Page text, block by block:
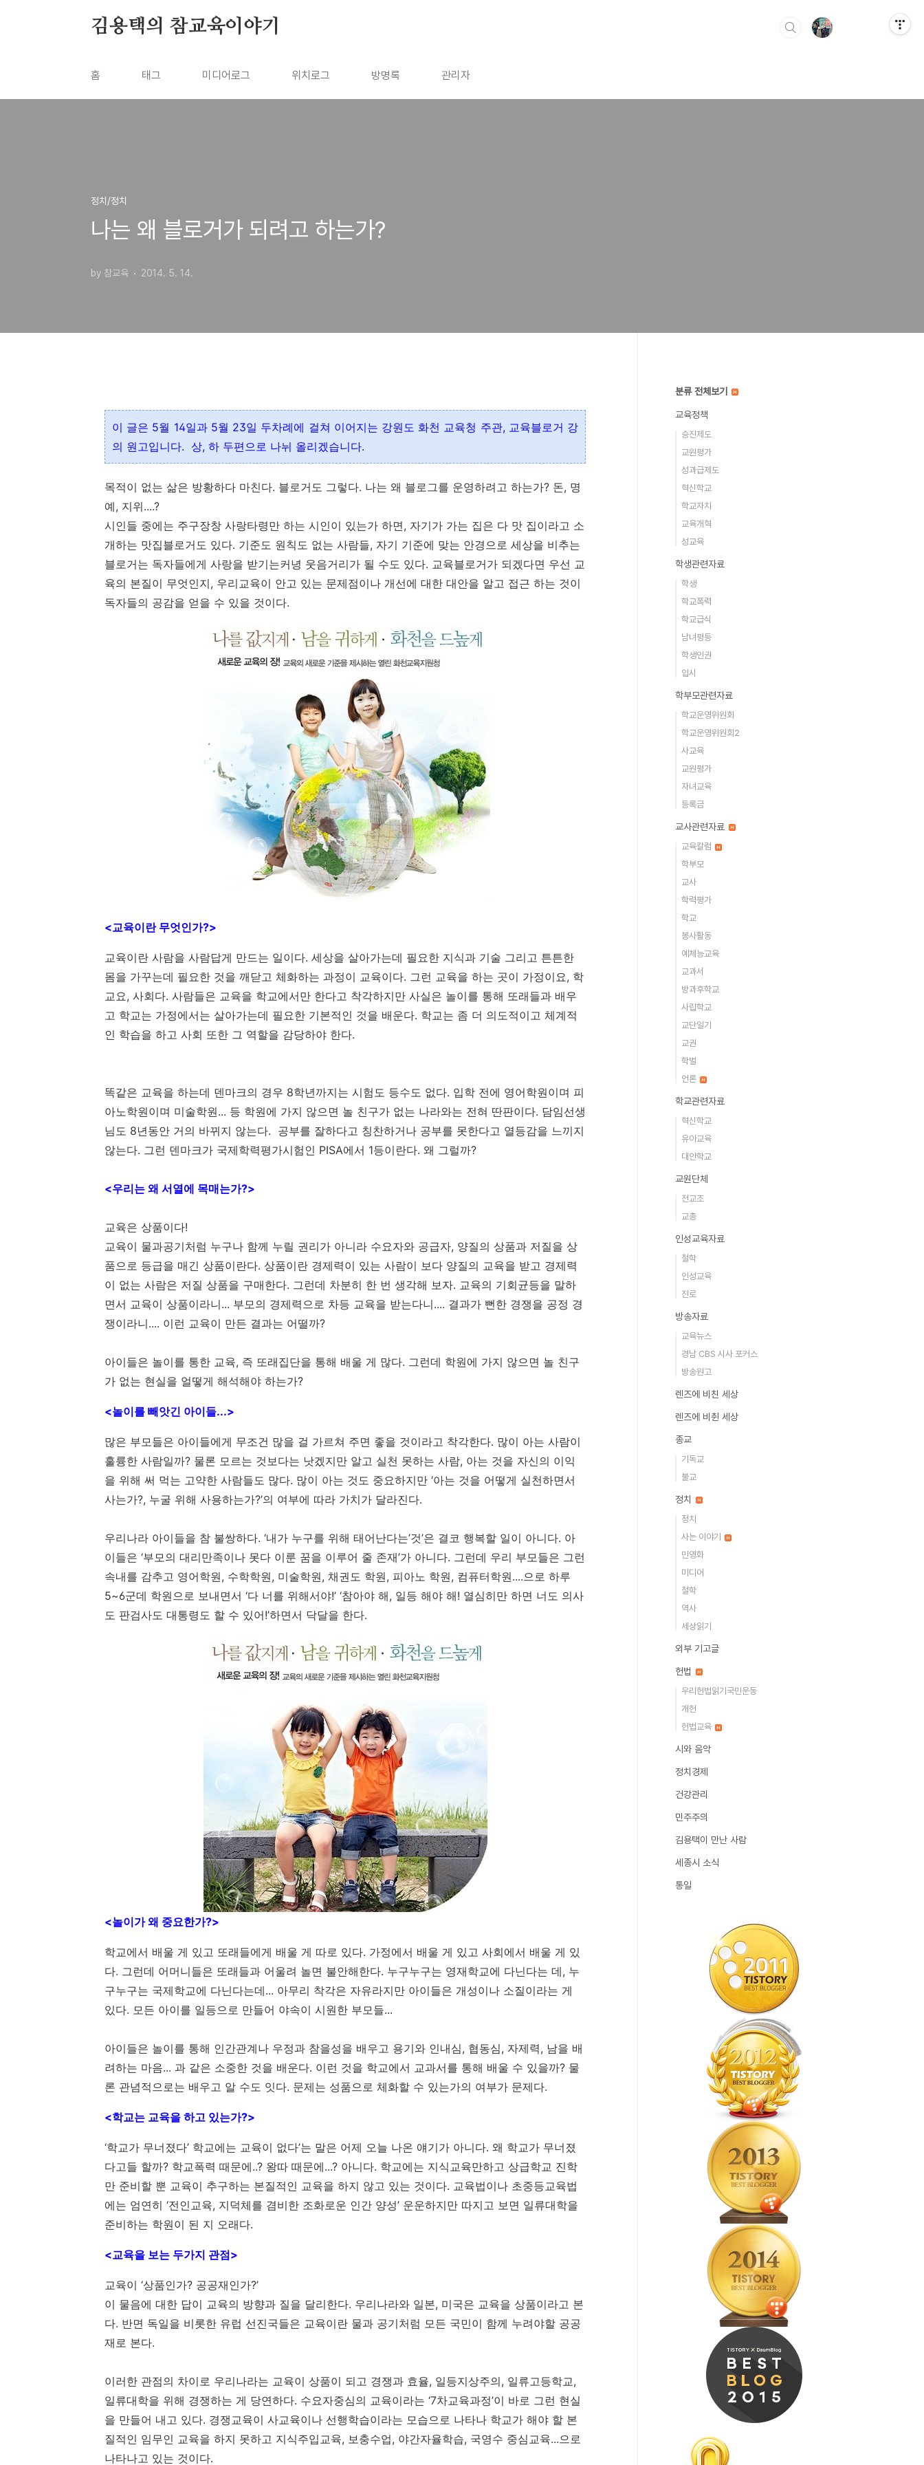
김용택의 참교육이야기
홈 태그 미디어로그 위치로그 방명록 관리자
정치/정치
나는 왜 블로거가 되려고 하는가?
by 참교육 2014. 5. 14.
이 글은 5월 14일과 5월 23일 두차례에 걸쳐 이어지는 강원도 화천 교육청 주관, 교육블로거 강
의 원고입니다. 상, 하 두편으로 나뉘 올리겠습니다.
목적이 없는 삶은 방황하다 마친다. 블로거도 그렇다. 나는 왜 블로그를 운영하려고 하는가? 돈, 명
예, 지위....?
시인들 중에는 주구장창 사랑타령만 하는 시인이 있는가 하면, 자기가 가는 집은 다 맛 집이라고 소
개하는 맛집블로거도 있다. 기준도 원칙도 없는 사람들, 자기 기준에 맞는 안경으로 세상을 비추는
블로거는 독자들에게 사랑을 받기는커녕 웃음거리가 될 수도 있다. 교육블로거가 되겠다면 우선 교
육의 본질이 무엇인지, 우리교육이 안고 있는 문제점이나 개선에 대한 대안을 알고 접근 하는 것이
독자들의 공감을 얻을 수 있을 것이다.
<교육이란 무엇인가?>
교육이란 사람을 사람답게 만드는 일이다. 세상을 살아가는데 필요한 지식과 기술 그리고 튼튼한
몸을 가꾸는데 필요한 것을 깨닫고 체화하는 과정이 교육이다. 그런 교육을 하는 곳이 가정이요, 학
교요, 사회다. 사람들은 교육을 학교에서만 한다고 착각하지만 사실은 놀이를 통해 또래들과 배우
고 학교는 가정에서는 살아가는데 필요한 기본적인 것을 배운다. 학교는 좀 더 의도적이고 체계적
인 학습을 하고 사회 또한 그 역할을 감당하야 한다.
똑같은 교육을 하는데 덴마크의 경우 8학년까지는 시험도 등수도 없다. 입학 전에 영어학원이며 피
아노학원이며 미술학원... 등 학원에 가지 않으면 놀 친구가 없는 나라와는 전혀 딴판이다. 담임선생
님도 8년동안 거의 바뀌지 않는다. 공부를 잘하다고 칭찬하거나 공부를 못한다고 열등감을 느끼지
않는다. 그런 덴마크가 국제학력평가시험인 PISA에서 1등이란다. 왜 그럴까?
<우리는 왜 서열에 목매는가?>
교육은 상품이다!
교육이 물과공기처럼 누구나 함께 누릴 권리가 아니라 수요자와 공급자, 양질의 상품과 저질을 상
품으로 등급을 매긴 상품이란다. 상품이란 경제력이 있는 사람이 보다 양질의 교육을 받고 경제력
이 없는 사람은 저질 상품을 구매한다. 그런데 차분히 한 번 생각해 보자. 교육의 기회균등을 말하
면서 교육이 상품이라니... 부모의 경제력으로 차등 교육을 받는다니.... 결과가 뻔한 경쟁을 공정 경
쟁이라니.... 이런 교육이 만든 결과는 어떨까?
아이들은 놀이를 통한 교육, 즉 또래집단을 통해 배울 게 많다. 그런데 학원에 가지 않으면 놀 친구
가 없는 현실을 얼떻게 해석해야 하는가?
<놀이를 빼앗긴 아이들...>
많은 부모들은 아이들에게 무조건 많을 걸 가르쳐 주면 좋을 것이라고 착각한다. 많이 아는 사람이
훌륭한 사람일까? 물론 모르는 것보다는 낫겠지만 알고 실천 못하는 사람, 아는 것을 자신의 이익
을 위해 써 먹는 고약한 사람들도 많다. 많이 아는 것도 중요하지만 ‘아는 것을 어떻게 실천하면서
사는가?, 누굴 위해 사용하는가?’의 여부에 따라 가치가 달라진다.
우리나라 아이들을 참 불쌍하다. ‘내가 누구를 위해 태어난다는’것’은 결코 행복할 일이 아니다. 아
이들은 ‘부모의 대리만족이나 못다 이룬 꿈을 이루어 줄 존재’가 아니다. 그런데 우리 부모들은 그런
속내를 감추고 영어학원, 수학학원, 미술학원, 채권도 학원, 피아노 학원, 컴퓨터학원....으로 하루
5~6군데 학원으로 보내면서 ‘다 너를 위해서야!’ ‘참아야 해, 일등 해야 해! 열심히만 하면 너도 의사
도 판검사도 대통령도 할 수 있어!’하면서 닥달을 한다.
<놀이가 왜 중요한가?>
학교에서 배울 게 있고 또래들에게 배울 게 따로 있다. 가정에서 배울 게 있고 사회에서 배울 게 있
다. 그런데 어머니들은 또래들과 어울려 놀면 불안해한다. 누구누구는 영재학교에 다닌다는 데, 누
구누구는 국제학교에 다닌다는데... 아무리 착각은 자유라지만 아이들은 개성이나 소질이라는 게
있다. 모든 아이를 일등으로 만들어 야속이 시원한 부모들...
아이들은 놀이를 통해 인간관계나 우정과 참을성을 배우고 용기와 인내심, 협동심, 자제력, 남을 배
려하는 마음... 과 같은 소중한 것을 배운다. 이런 것을 학교에서 교과서를 통해 배울 수 있을까? 물
론 관념적으로는 배우고 알 수도 잇다. 문제는 성품으로 체화할 수 있는가의 여부가 문제다.
<학교는 교육을 하고 있는가?>
‘학교가 무너졌다’ 학교에는 교육이 없다’는 말은 어제 오늘 나온 얘기가 아니다. 왜 학교가 무너졌
다고들 할까? 학교폭력 때문에..? 왕따 때문에...? 아니다. 학교에는 지식교육만하고 상급학교 진학
만 준비할 뿐 교육이 추구하는 본질적인 교육을 하지 않고 있는 것이다. 교육법이나 초중등교육법
에는 엄연히 ‘전인교육, 지덕체를 겸비한 조화로운 인간 양성’ 운운하지만 따지고 보면 일류대학을
준비하는 학원이 된 지 오래다.
<교육을 보는 두가지 관점>
교육이 ‘상품인가? 공공재인가?’
이 물음에 대한 답이 교육의 방향과 질을 달리한다. 우리나라와 일본, 미국은 교육을 상품이라고 본
다. 반면 독일을 비롯한 유럽 선진국들은 교육이란 물과 공기처럼 모든 국민이 함께 누려야할 공공
재로 본다.
이러한 관점의 차이로 우리나라는 교육이 상품이 되고 경쟁과 효율, 일등지상주의, 일류고등학교,
일류대학을 위해 경쟁하는 게 당연하다. 수요자중심의 교육이라는 ‘7차교육과정’이 바로 그런 현실
을 만들어 내고 있다. 경쟁교육이 사교육이나 선행학습이라는 모습으로 나타나 학교가 해야 할 본
질적인 임무인 교육을 하지 못하고 지식주입교육, 보충수업, 야간자율학습, 국영수 중심교육...으로
나타나고 있는 것이다.
분류 전체보기
교육정책
승진제도
교원평가
성과급제도
혁신학교
학교자치
교육개혁
성교육
학생관련자료
학생
학교폭력
학교급식
남녀평등
학생인권
입시
학부모관련자료
학교운영위원회
학교운영위원회2
사교육
교원평가
자녀교육
등록금
교사관련자료
교육칼럼
학부모
교사
학력평가
학교
봉사활동
예체능교육
교과서
방과후학교
사립학교
교단일기
교권
학벌
언론
학교관련자료
혁신학교
유아교육
대안학교
교원단체
전교조
교총
인성교육자료
철학
인성교육
진로
방송자료
교육뉴스
경남 CBS 시사 포커스
방송원고
렌즈에 비친 세상
렌즈에 비췬 세상
종교
기독교
불교
정치
정치
사는 이야기
민영화
미디어
철학
역사
세상읽기
외부 기고글
헌법
우리헌법읽기국민운동
개헌
헌법교육
시와 음악
정치경제
건강관리
민주주의
김용택이 만난 사람
세종시 소식
통일